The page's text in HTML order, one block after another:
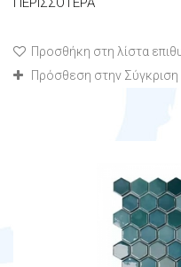
Προσθήκη στη λίστα
Πρόσθεση στην Σύγκριση